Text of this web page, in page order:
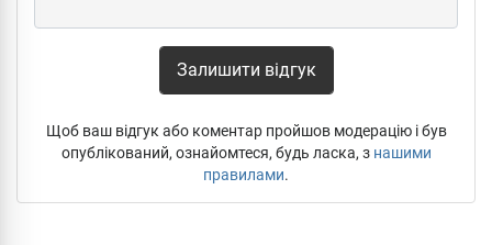
Залишити відгук
Щоб ваш відгук або коментар пройшов модерацію і був
опублікований, ознайомтеся, будь ласка, з нашими
правилами.